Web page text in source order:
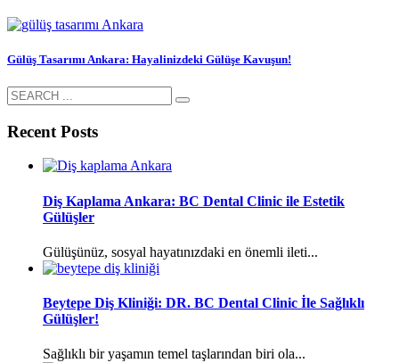
Gülüş Tasarımı Ankara: Hayalinizdeki Gülüşe Kavuşun!
Recent Posts
Diş Kaplama Ankara: BC Dental Clinic ile Estetik
Gülüşler
Gülüşünüz, sosyal hayatınızdaki en önemli ileti...
Beytepe Diş Kliniği: DR. BC Dental Clinic İle Sağlıklı
Gülüşler!
Sağlıklı bir yaşamın temel taşlarından biri ola...